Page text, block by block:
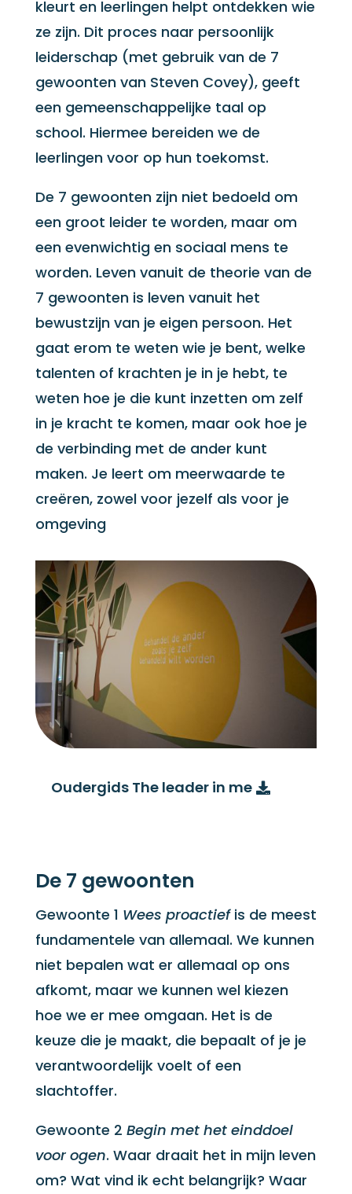
kleurt en leerlingen helpt ontdekken wie
ze zijn. Dit proces naar persoonlijk
leiderschap (met gebruik van de 7
gewoonten van Steven Covey), geeft
een gemeenschappelijke taal op
school. Hiermee bereiden we de
leerlingen voor op hun toekomst.
De 7 gewoonten zijn niet bedoeld om
een groot leider te worden, maar om
een evenwichtig en sociaal mens te
worden. Leven vanuit de theorie van de
7 gewoonten is leven vanuit het
bewustzijn van je eigen persoon. Het
gaat erom te weten wie je bent, welke
talenten of krachten je in je hebt, te
weten hoe je die kunt inzetten om zelf
in je kracht te komen, maar ook hoe je
de verbinding met de ander kunt
maken. Je leert om meerwaarde te
creëren, zowel voor jezelf als voor je
omgeving
Oudergids The leader in me
De 7 gewoonten
Gewoonte 1 Wees proactief is de meest
fundamentele van allemaal. We kunnen
niet bepalen wat er allemaal op ons
afkomt, maar we kunnen wel kiezen
hoe we er mee omgaan. Het is de
keuze die je maakt, die bepaalt of je je
verantwoordelijk voelt of een
slachtoffer.
Gewoonte 2 Begin met het einddoel
voor ogen. Waar draait het in mijn leven
om? Wat vind ik echt belangrijk? Waar